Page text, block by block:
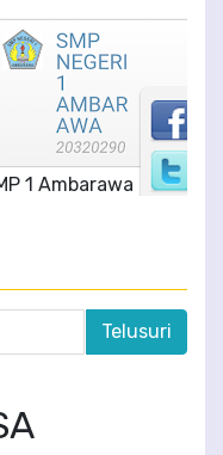
1 Ambarawa